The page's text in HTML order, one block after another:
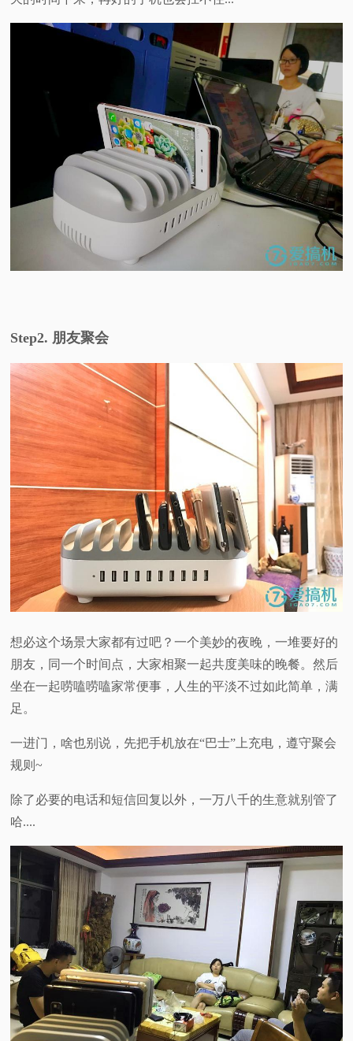
Step2. 朋友聚会
想必这个场景大家都有过吧？一个美妙的夜晚，一堆要好的
朋友，同一个时间点，大家相聚一起共度美味的晚餐。然后
坐在一起唠嗑唠嗑家常便事，人生的平淡不过如此简单，满
足。
一进门，啥也别说，先把手机放在“巴士”上充电，遵守聚会
规则~
除了必要的电话和短信回复以外，一万八千的生意就别管了
哈....